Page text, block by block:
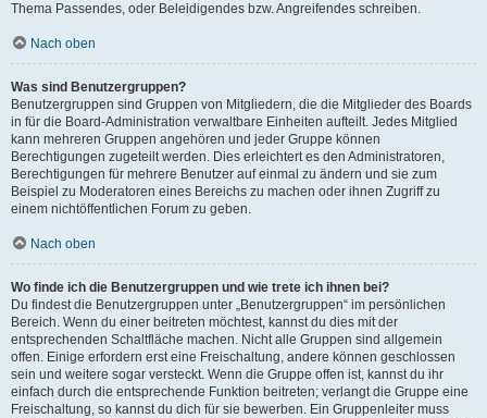
Thema Passendes, oder Beleidigendes bzw. Angreifendes schreiben.
Nach oben
Was sind Benutzergruppen?
Benutzergruppen sind Gruppen von Mitgliedern, die die Mitglieder des Boards
in für die Board-Administration verwaltbare Einheiten aufteilt. Jedes Mitglied
kann mehreren Gruppen angehören und jeder Gruppe können
Berechtigungen zugeteilt werden. Dies erleichtert es den Administratoren,
Berechtigungen für mehrere Benutzer auf einmal zu ändern und sie zum
Beispiel zu Moderatoren eines Bereichs zu machen oder ihnen Zugriff zu
einem nichtöffentlichen Forum zu geben.
Nach oben
Wo finde ich die Benutzergruppen und wie trete ich ihnen bei?
Du findest die Benutzergruppen unter „Benutzergruppen“ im persönlichen
Bereich. Wenn du einer beitreten möchtest, kannst du dies mit der
entsprechenden Schaltfläche machen. Nicht alle Gruppen sind allgemein
offen. Einige erfordern erst eine Freischaltung, andere können geschlossen
sein und weitere sogar versteckt. Wenn die Gruppe offen ist, kannst du ihr
einfach durch die entsprechende Funktion beitreten; verlangt die Gruppe eine
Freischaltung, so kannst du dich für sie bewerben. Ein Gruppenleiter muss